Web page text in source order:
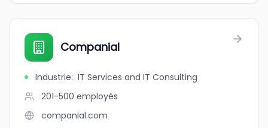
Companial
Industrie: IT Services and IT Consulting
201-500 employés
companial.com